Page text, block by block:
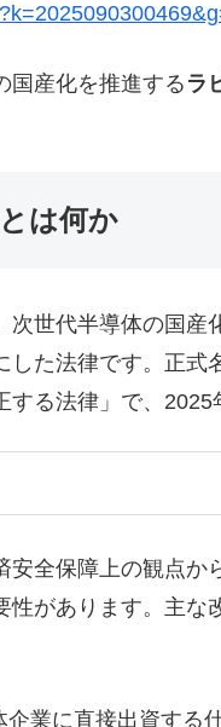
産化を推進するラ
は何か
世代半導体の国産
た法律です。正式
る法律」で、2025
安全保障上の観点
があります。主な
業に直接出資する